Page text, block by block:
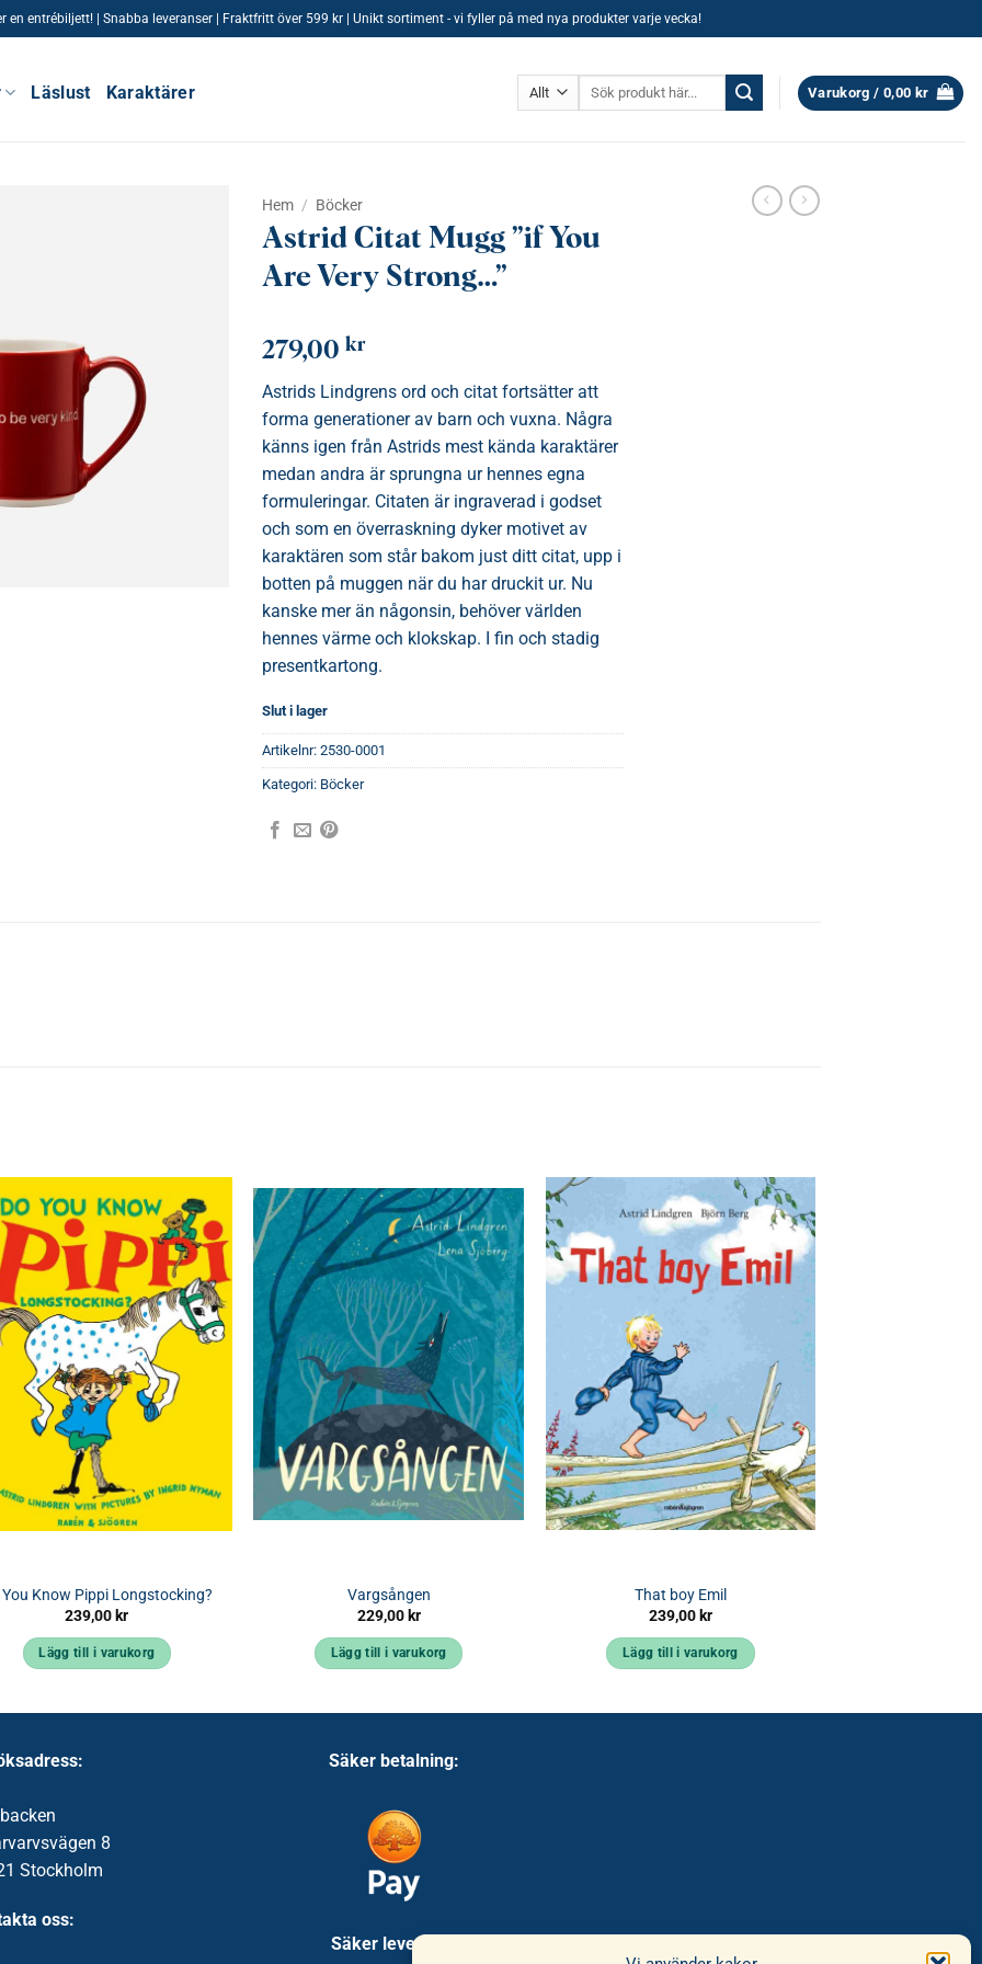
en entrébiljett! | Snabba leveranser | Fraktfritt över 599 kr | Unikt sortiment - vi fyller på med nya produkter varje vecka!
Läslust Karaktärer Varukorg / 0,00 kr
Hem / Böcker
Astrid Citat Mugg ”if You
Are Very Strong…”
279,00 kr
Astrids Lindgrens ord och citat fortsätter att
forma generationer av barn och vuxna. Några
känns igen från Astrids mest kända karaktärer
medan andra är sprungna ur hennes egna
formuleringar. Citaten är ingraverad i godset
och som en överraskning dyker motivet av
karaktären som står bakom just ditt citat, upp i
botten på muggen när du har druckit ur. Nu
kanske mer än någonsin, behöver världen
hennes värme och klokskap. I fin och stadig
presentkartong.
Slut i lager
Artikelnr: 2530-0001
Kategori: Böcker
You Know Pippi Longstocking?
239,00 kr
Lägg till i varukorg
Vargsången
229,00 kr
Lägg till i varukorg
That boy Emil
239,00 kr
Lägg till i varukorg
8
Stockholm
oss:
Säker betalning:
Säker leverans: